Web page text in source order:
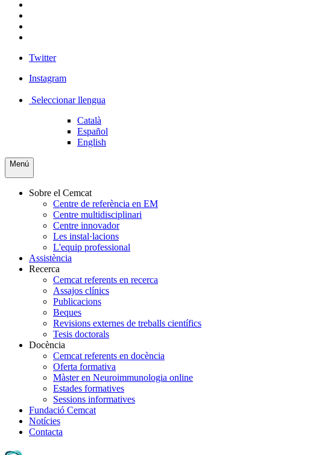
Twitter
Instagram
Seleccionar llengua
Català
Español
English
Menú
Sobre el Cemcat
Centre de referència en EM
Centre multidisciplinari
Centre innovador
Les instal·lacions
L'equip professional
Assistència
Recerca
Cemcat referents en recerca
Assajos clínics
Publicacions
Beques
Revisions externes de treballs científics
Tesis doctorals
Docència
Cemcat referents en docència
Oferta formativa
Màster en Neuroimmunologia online
Estades formatives
Sessions informatives
Fundació Cemcat
Notícies
Contacta